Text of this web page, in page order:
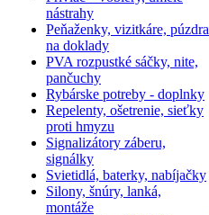
nástrahy
Peňaženky, vizitkáre, púzdra
na doklady
PVA rozpustké sáčky, nite,
pančuchy
Rybárske potreby - doplnky
Repelenty, ošetrenie, sieťky
proti hmyzu
Signalizátory záberu,
signálky
Svietidlá, baterky, nabíjačky
Silony, šnúry, lanká,
montáže